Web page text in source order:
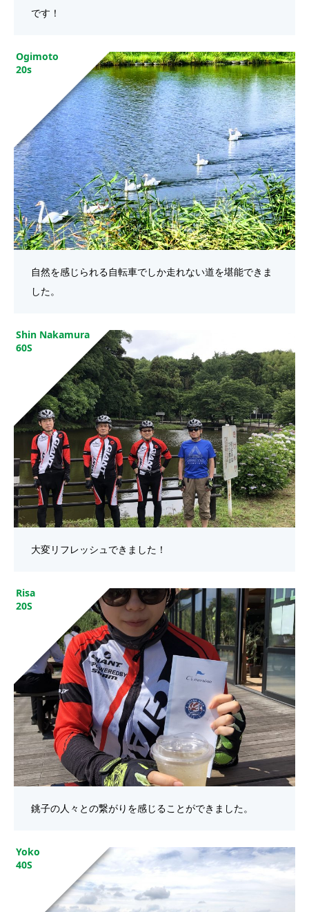
です！
Ogimoto
20s
自然を感じられる自転車でしか走れない道を堪能できま
した。
Shin Nakamura
60S
大変リフレッシュできました！
Risa
20S
銚子の人々との繋がりを感じることができました。
Yoko
40S